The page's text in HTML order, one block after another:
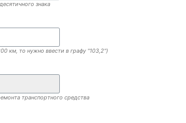
знака
км, то нужно ввести в графу "103,2")
транспортного средства